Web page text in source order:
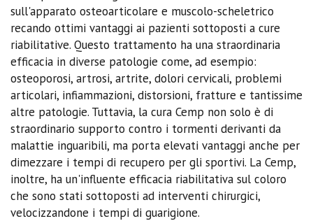
sull'apparato osteoarticolare e muscolo-scheletrico
recando ottimi vantaggi ai pazienti sottoposti a cure
riabilitative. Questo trattamento ha una straordinaria
efficacia in diverse patologie come, ad esempio:
osteoporosi, artrosi, artrite, dolori cervicali, problemi
articolari, infiammazioni, distorsioni, fratture e tantissime
altre patologie. Tuttavia, la cura Cemp non solo è di
straordinario supporto contro i tormenti derivanti da
malattie inguaribili, ma porta elevati vantaggi anche per
dimezzare i tempi di recupero per gli sportivi. La Cemp,
inoltre, ha un'influente efficacia riabilitativa sul coloro
che sono stati sottoposti ad interventi chirurgici,
velocizzandone i tempi di guarigione.